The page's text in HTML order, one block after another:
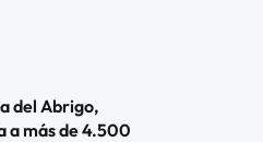
del Abrigo,
a más de 4.500